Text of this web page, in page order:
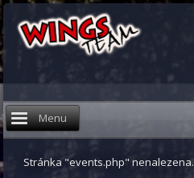
Menu
Stránka "events.php" nenalezena.